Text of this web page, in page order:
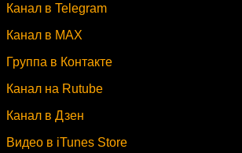
Канал в Telegram
Канал в MAX
Группа в Контакте
Канал на Rutube
Канал в Дзен
Видео в iTunes Store